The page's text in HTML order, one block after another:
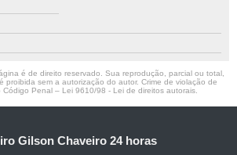
é de direito reservado. Sua reprodução, parcial ou total,
proibida sem a autorização do autor. Crime de violação de
Código Penal – Lei 9610/98 - Lei de direitos autorais
Gilson Chaveiro 24 horas